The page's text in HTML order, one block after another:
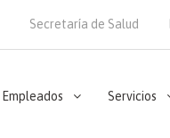
Secretaría de Salud
Empleados Servicios